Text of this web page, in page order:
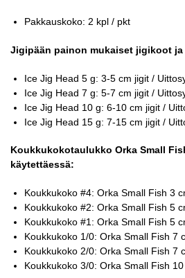
Pakkauskoko: 2 kpl / pkt
Jigipään painon mukaiset jigikoot
Ice Jig Head 5 g: 3-5 cm jigit /
Ice Jig Head 7 g: 5-7 cm jigit /
Ice Jig Head 10 g: 6-10 cm jigit /
Ice Jig Head 15 g: 7-15 cm jigit /
Koukkukokotaulukko Orka Small
käytettäessä:
Koukkukoko #4: Orka Small Fish 3
Koukkukoko #2: Orka Small Fish 5
Koukkukoko #1: Orka Small Fish 5
Koukkukoko 1/0: Orka Small Fish 7
Koukkukoko 2/0: Orka Small Fish 7
Koukkukoko 3/0: Orka Small Fish